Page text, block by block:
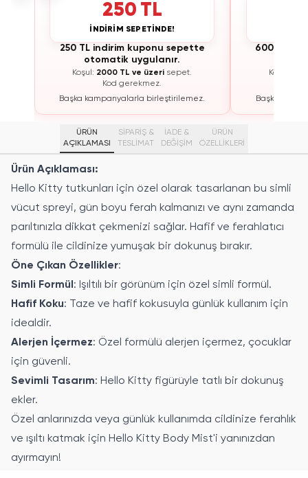
250 TL
İNDİRİM SEPETİNDE!
250 TL indirim kuponu sepette
otomatik uygulanır.
Koşul: 2000 TL ve üzeri sepet.
Kod gerekmez.
Başka kampanyalarla birleştirilemez.
600 TL
Koşul:
Başka
ÜRÜN
AÇIKLAMASI
SİPARİŞ &
TESLİMAT
İADE &
DEĞİŞİM
ÜRÜN
ÖZELLIKLERI
Ürün Açıklaması:
Hello Kitty tutkunları için özel olarak tasarlanan bu simli
vücut spreyi, gün boyu ferah kalmanızı ve aynı zamanda
parıltınızla dikkat çekmenizi sağlar. Hafif ve ferahlatıcı
formülü ile cildinize yumuşak bir dokunuş bırakır.
Öne Çıkan Özellikler:
Simli Formül : Işıltılı bir görünüm için özel simli formül.
Hafif Koku: Taze ve hafif kokusuyla günlük kullanım için
idealdir.
Alerjen İçermez: Özel formülü alerjen içermez, çocuklar
için güvenli.
Sevimli Tasarım: Hello Kitty figürüyle tatlı bir dokunuş
ekler.
Özel anlarınızda veya günlük kullanımda cildinize ferahlık
ve ışıltı katmak için Hello Kitty Body Mist'i yanınızdan
ayırmayın!